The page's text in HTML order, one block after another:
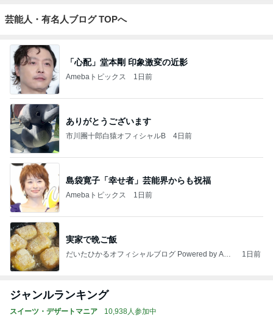
芸能人・有名人ブログ TOPへ
「心配」堂本剛 印象激変の近影
Amebaトピックス 1日前
ありがとうございます
市川團十郎白猿オフィシャルB 4日前
島袋寛子「幸せ者」芸能界からも祝福
Amebaトピックス 1日前
実家で晩ご飯
だいたひかるオフィシャルブログ Powered by Ame
1日前
ジャンルランキング
スイーツ・デザートマニア 10,938人参加中